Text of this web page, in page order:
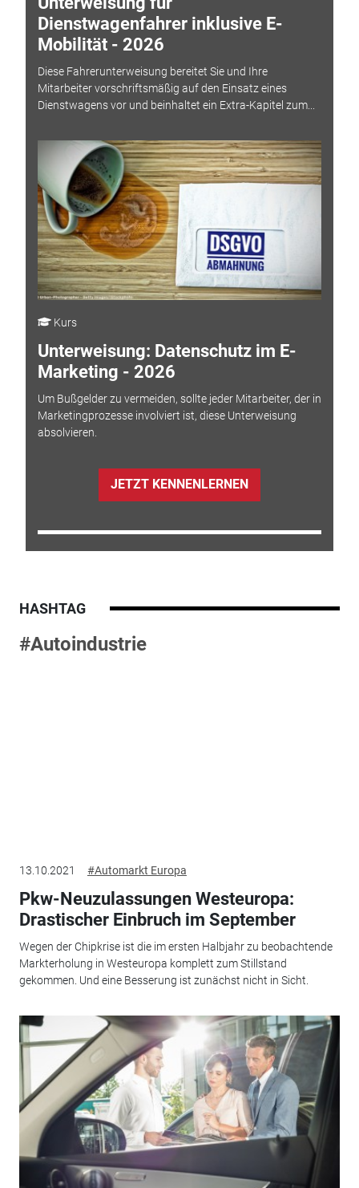
Dienstwagenfahrer inklusive E-
Mobilität - 2026
Diese Fahrerunterweisung bereitet Sie und Ihre
Mitarbeiter vorschriftsmäßig auf den Einsatz eines
Dienstwagens vor und beinhaltet ein Extra-Kapitel zum...
Kurs
Unterweisung: Datenschutz im E-
Marketing - 2026
Um Bußgelder zu vermeiden, sollte jeder Mitarbeiter, der in
Marketingprozesse involviert ist, diese Unterweisung
absolvieren.
JETZT KENNENLERNEN
HASHTAG
#Autoindustrie
13.10.2021 #Automarkt Europa
Pkw-Neuzulassungen Westeuropa:
Drastischer Einbruch im September
Wegen der Chipkrise ist die im ersten Halbjahr zu beobachtende
Markterholung in Westeuropa komplett zum Stillstand
gekommen. Und eine Besserung ist zunächst nicht in Sicht.